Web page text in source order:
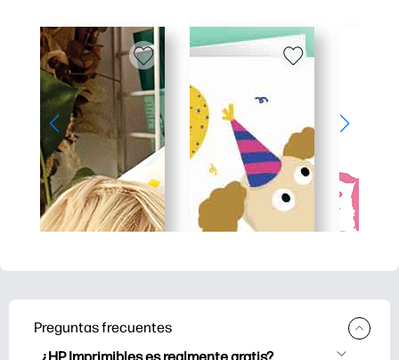
Preguntas frecuentes